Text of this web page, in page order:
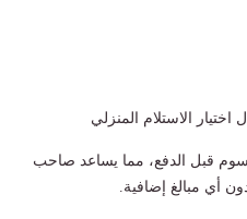
الاستلام المنزلي
قبل الدفع، مما يساعد صاحب
أي مبالغ إضافية.